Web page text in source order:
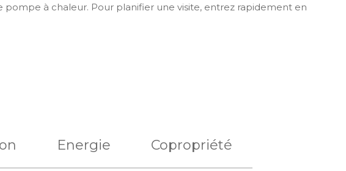
à chaleur. Pour planifier une visite, entrez rapidement en
Energie Copropriété